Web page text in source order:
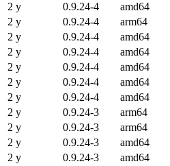
2 y
0.9.24-4 amd64
2 y
0.9.24-4 arm64
2 y
0.9.24-4 amd64
2 y
0.9.24-4 amd64
2 y
0.9.24-4 amd64
2 y
0.9.24-4 amd64
2 y
0.9.24-4 amd64
2 y
0.9.24-3 arm64
2 y
0.9.24-3 arm64
2 y
0.9.24-3 amd64
2 y
0.9.24-3 amd64